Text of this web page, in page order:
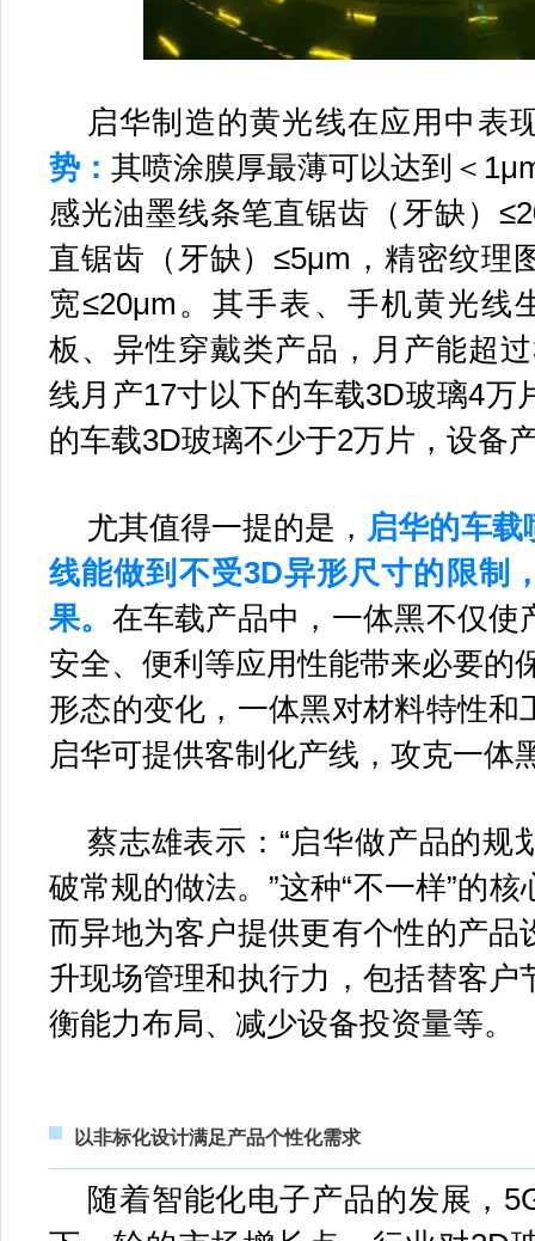
启华制造的黄光线在应用中表
势： 其喷涂膜厚最薄可以达到＜
感光油墨线条笔直锯齿（牙缺）
直锯齿（牙缺）≤5μm，精密纹理
宽≤20μm。其手表、手机黄光线
板、异性穿戴类产品，月产能超
线月产17寸以下的车载3D玻璃4万
的车载3D玻璃不少于2万片，设备
尤其值得一提的是， 启华的车载
线能做到不受3D异形尺寸的限制
果。 在车载产品中，一体黑不仅使
安全、便利等应用性能带来必要的
形态的变化，一体黑对材料特性和
启华可提供客制化产线，攻克一体
蔡志雄表示：“启华做产品的规
破常规的做法。”这种“不一样”的
而异地为客户提供更有个性的产品
升现场管理和执行力，包括替客户
衡能力布局、减少设备投资量等。
以非标化设计满足产品个性化需求
随着智能化电子产品的发展，